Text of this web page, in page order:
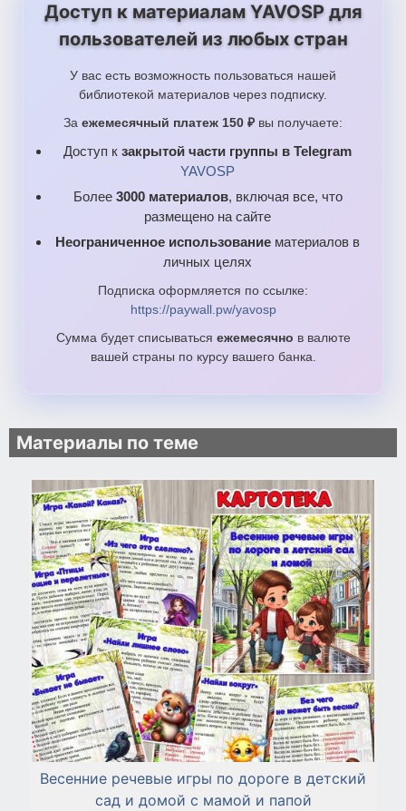
Доступ к материалам YAVOSP для
пользователей из любых стран
У вас есть возможность пользоваться нашей
библиотекой материалов через подписку.
За ежемесячный платеж 150 ₽ вы получаете:
Доступ к закрытой части группы в Telegram
YAVOSP
Более 3000 материалов, включая все, что
размещено на сайте
Неограниченное использование материалов в
личных целях
Подписка оформляется по ссылке:
https://paywall.pw/yavosp
Сумма будет списываться ежемесячно в валюте
вашей страны по курсу вашего банка.
Материалы по теме
Весенние речевые игры по дороге в детский
сад и домой с мамой и папой